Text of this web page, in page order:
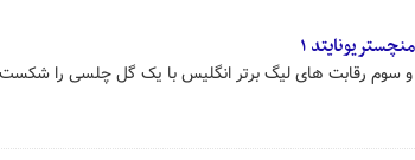
سوم رقابت های لیگ برتر انگلیس با یک گل چلسی را